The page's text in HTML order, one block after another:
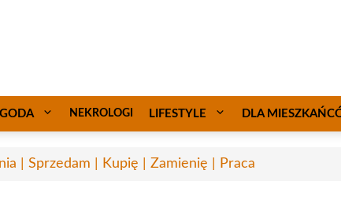
NEKROLOGI LIFESTYLE DLA
| Sprzedam | Kupię | Zamienię | Praca